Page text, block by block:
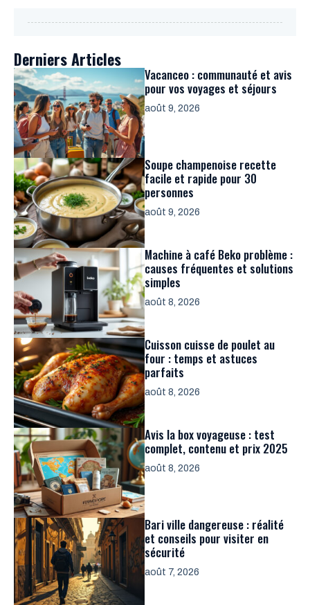
Derniers Articles
Vacanceo : communauté et avis
pour vos voyages et séjours
août 9, 2026
Soupe champenoise recette
facile et rapide pour 30
personnes
août 9, 2026
Machine à café Beko problème :
causes fréquentes et solutions
simples
août 8, 2026
Cuisson cuisse de poulet au
four : temps et astuces
parfaits
août 8, 2026
Avis la box voyageuse : test
complet, contenu et prix 2025
août 8, 2026
Bari ville dangereuse : réalité
et conseils pour visiter en
sécurité
août 7, 2026